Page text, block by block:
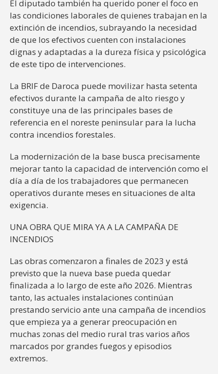
El diputado también ha querido poner el foco en
las condiciones laborales de quienes trabajan en la
extinción de incendios, subrayando la necesidad
de que los efectivos cuenten con instalaciones
dignas y adaptadas a la dureza física y psicológica
de este tipo de intervenciones.
La BRIF de Daroca puede movilizar hasta setenta
efectivos durante la campaña de alto riesgo y
constituye una de las principales bases de
referencia en el noreste peninsular para la lucha
contra incendios forestales.
La modernización de la base busca precisamente
mejorar tanto la capacidad de intervención como el
día a día de los trabajadores que permanecen
operativos durante meses en situaciones de alta
exigencia.
UNA OBRA QUE MIRA YA A LA CAMPAÑA DE
INCENDIOS
Las obras comenzaron a finales de 2023 y está
previsto que la nueva base pueda quedar
finalizada a lo largo de este año 2026. Mientras
tanto, las actuales instalaciones continúan
prestando servicio ante una campaña de incendios
que empieza ya a generar preocupación en
muchas zonas del medio rural tras varios años
marcados por grandes fuegos y episodios
extremos.